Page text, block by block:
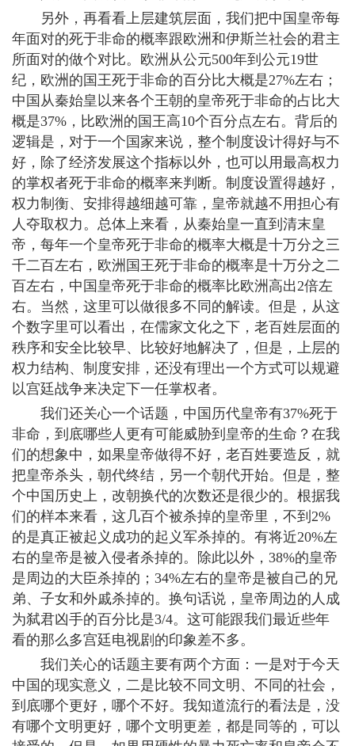
另外，再看看上层建筑层面，我们把中国皇帝每
年面对的死于非命的概率跟欧洲和伊斯兰社会的君主
所面对的做个对比。欧洲从公元500年到公元19世
纪，欧洲的国王死于非命的百分比大概是27%左右；
中国从秦始皇以来各个王朝的皇帝死于非命的占比大
概是37%，比欧洲的国王高10个百分点左右。背后的
逻辑是，对于一个国家来说，整个制度设计得好与不
好，除了经济发展这个指标以外，也可以用最高权力
的掌权者死于非命的概率来判断。制度设置得越好，
权力制衡、安排得越细越可靠，皇帝就越不用担心有
人夺取权力。总体上来看，从秦始皇一直到清末皇
帝，每年一个皇帝死于非命的概率大概是十万分之三
千二百左右，欧洲国王死于非命的概率是十万分之二
百左右，中国皇帝死于非命的概率比欧洲高出2倍左
右。当然，这里可以做很多不同的解读。但是，从这
个数字里可以看出，在儒家文化之下，老百姓层面的
秩序和安全比较早、比较好地解决了，但是，上层的
权力结构、制度安排，还没有理出一个方式可以规避
以宫廷战争来决定下一任掌权者。
我们还关心一个话题，中国历代皇帝有37%死于
非命，到底哪些人更有可能威胁到皇帝的生命？在我
们的想象中，如果皇帝做得不好，老百姓要造反，就
把皇帝杀头，朝代终结，另一个朝代开始。但是，整
个中国历史上，改朝换代的次数还是很少的。根据我
们的样本来看，这几百个被杀掉的皇帝里，不到2%
的是真正被起义成功的起义军杀掉的。有将近20%左
右的皇帝是被入侵者杀掉的。除此以外，38%的皇帝
是周边的大臣杀掉的；34%左右的皇帝是被自己的兄
弟、子女和外戚杀掉的。换句话说，皇帝周边的人成
为弑君凶手的百分比是3/4。这可能跟我们最近些年
看的那么多宫廷电视剧的印象差不多。
我们关心的话题主要有两个方面：一是对于今天
中国的现实意义，二是比较不同文明、不同的社会，
到底哪个更好，哪个不好。我知道流行的看法是，没
有哪个文明更好，哪个文明更差，都是同等的，可以